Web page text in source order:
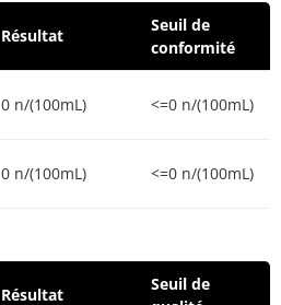
Résultat
Seuil de
conformité
0 n/(100mL) <=0 n/(100mL)
0 n/(100mL) <=0 n/(100mL)
Résultat
Seuil de